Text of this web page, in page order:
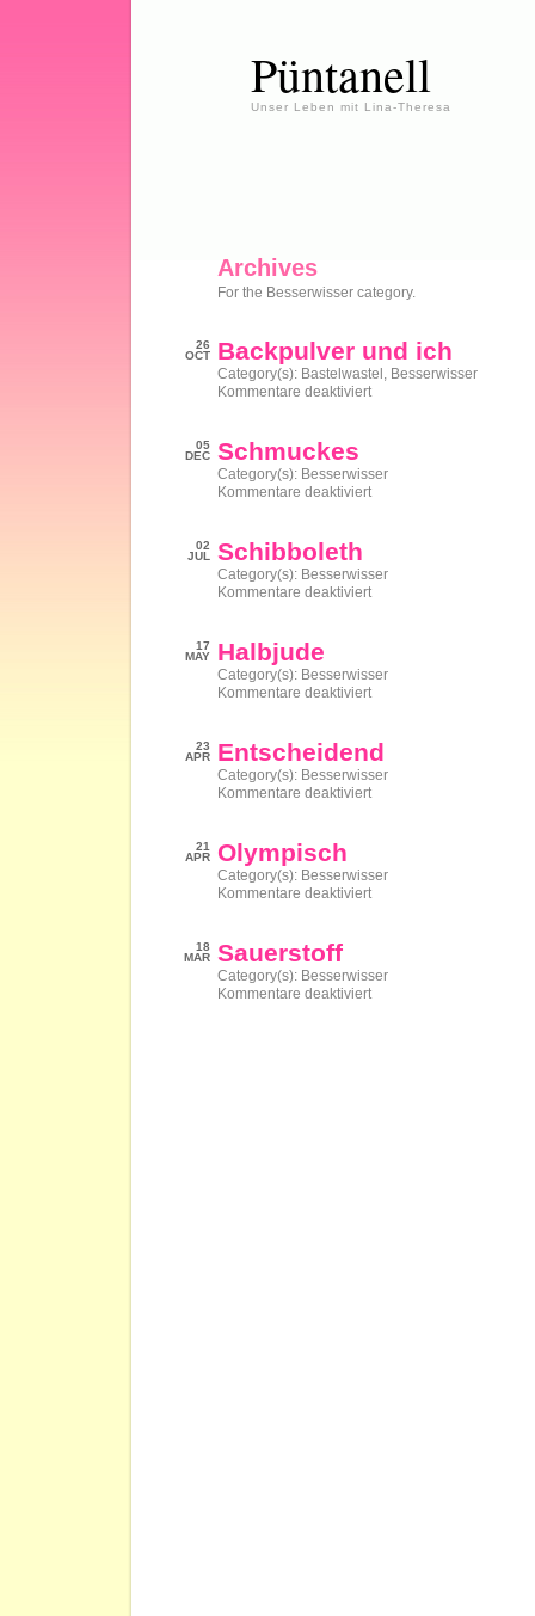
Püntanell
Unser Leben mit Lina-Theresa
Archives
For the Besserwisser category.
26
OCT
Backpulver und ich
Category(s): Bastelwastel , Besserwisser
Kommentare deaktiviertfür
05
DEC Schmuckes
Category(s): Besserwisser
Kommentare deaktiviertfür
02
JUL
Schibboleth
Category(s): Besserwisser
Kommentare deaktiviertfür
17
MAY
Halbjude
Category(s): Besserwisser
Kommentare deaktiviertfür
23
APR
Entscheidend
Category(s): Besserwisser
Kommentare deaktiviertfür
21
APR
Olympisch
Category(s): Besserwisser
Kommentare deaktiviertfür
18
MAR Sauerstoff
Category(s): Besserwisser
Kommentare deaktiviertfür